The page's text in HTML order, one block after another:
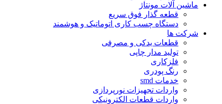
ماشین آلات مونتاژ
قطعه گذار فوق سریع
دستگاه چسب کاری اتوماتیک و هوشمند
شرکت ها
قطعات یدکی و مصرفی
تولید مدار چاپی
فلزکاری
رنگ پودری
خدمات smd
واردات تجهیزات نورپردازی
واردات قطعات الکترونیکی